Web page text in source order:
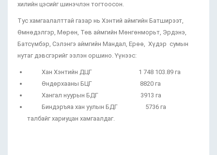
хилийн цэсийг шинэчлэн тогтоосон.
Тус хамгаалалттай газар нь Хэнтий аймгийн Батширээт,
Өмнөдэлгэр, Мөрөн, Төв аймгийн Мөнгөнморьт, Эрдэнэ,
Батсүмбэр, Сэлэнгэ аймгийн Мандал, Ерөө, Хүдэр сумын
нутаг дэвсгэрийг эзлэн оршино. Үүнээс:
Хан Хэнтийн ДЦГ 1 748 103.89 га
Өндөрхааны БЦГ 8820 га
Хангал нуурын БДГ 3913 га
Биндэръяа хан уулын БДГ 5736 га
талбайг хариуцан хамгаалдаг.